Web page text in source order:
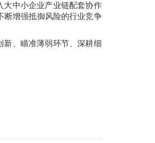
大中小企业产业链配套协作
断增强抵御风险的行业竞争
新、瞄准薄弱环节、深耕细